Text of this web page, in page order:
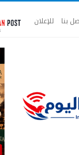
بنا للإعلان